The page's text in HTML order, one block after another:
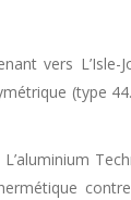
vers L’Isle-
(type